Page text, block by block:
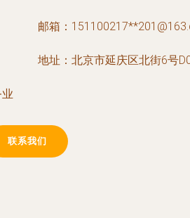
邮箱：151100217**
地址：北京市延庆区北街6号
联系我们